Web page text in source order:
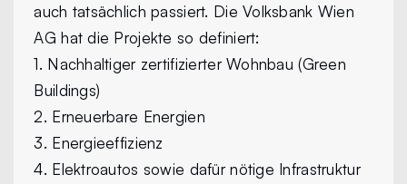
auch tatsächlich passiert. Die Volksbank Wien
AG hat die Projekte so definiert:
1. Nachhaltiger zertifizierter Wohnbau (Green
Buildings)
2. Erneuerbare Energien
3. Energieeffizienz
4. Elektroautos sowie dafür nötige Infrastruktur